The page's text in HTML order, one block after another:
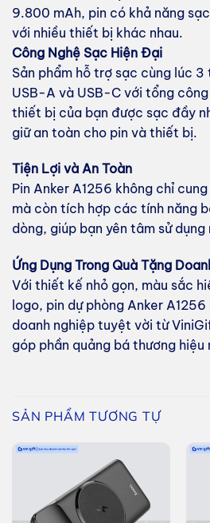
9.800 mAh, pin có khả năng
với nhiều thiết bị khác nhau.
Công Nghệ Sạc Hiện Đại
Sản phẩm hỗ trợ sạc cùng lúc
USB-A và USB-C với tổng
thiết bị của bạn được sạc đầy
giữ an toàn cho pin và thiết bị.
Tiện Lợi và An Toàn
Pin Anker A1256 không chỉ
mà còn tích hợp các tính năng
dòng, giúp bạn yên tâm sử
Ứng Dụng Trong Quà Tặng
Với thiết kế nhỏ gọn, màu sắc
logo, pin dự phòng Anker
doanh nghiệp tuyệt vời từ
góp phần quảng bá thương
SẢN PHẨM TƯƠNG TỰ